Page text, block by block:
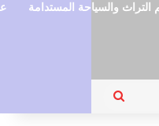
والسياحة المستدامة
بحث